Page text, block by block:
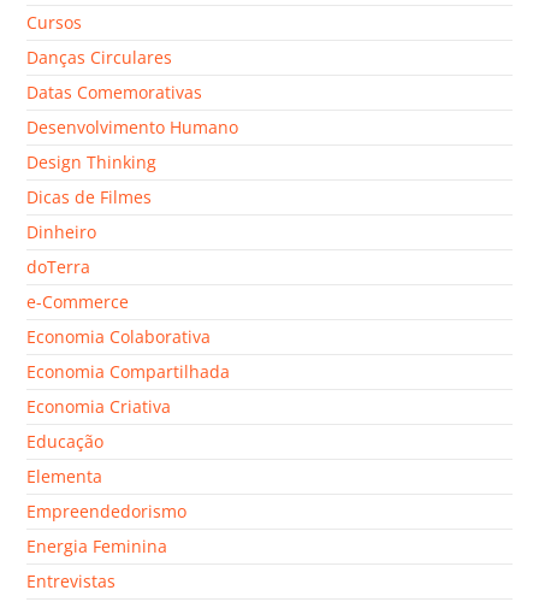
Cursos
Danças Circulares
Datas Comemorativas
Desenvolvimento Humano
Design Thinking
Dicas de Filmes
Dinheiro
doTerra
e-Commerce
Economia Colaborativa
Economia Compartilhada
Economia Criativa
Educação
Elementa
Empreendedorismo
Energia Feminina
Entrevistas